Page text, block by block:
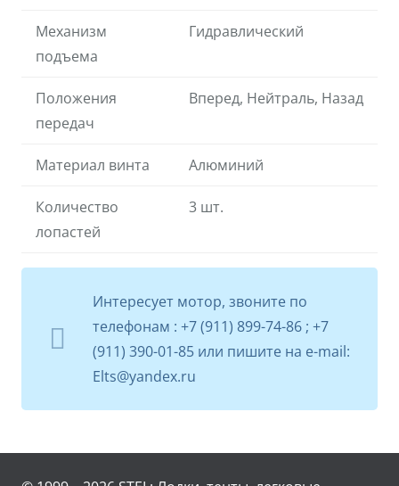
Механизм
подъема
Гидравлический
Положения
передач
Вперед, Нейтраль, Назад
Материал винта Алюминий
Количество
лопастей
3 шт.
Интересует мотор, звоните по
телефонам : +7 (911) 899-74-86 ; +7
(911) 390-01-85 или пишите на e-mail:
Elts@yandex.ru